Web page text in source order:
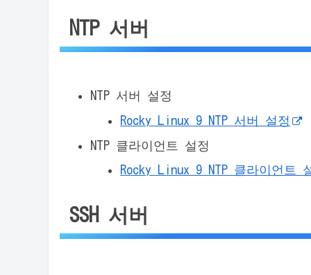
NTP 서버
NTP 서버 설정
Rocky Linux 9 NTP 서버 설정
NTP 클라이언트 설정
Rocky Linux 9 NTP 클라이언트
SSH 서버